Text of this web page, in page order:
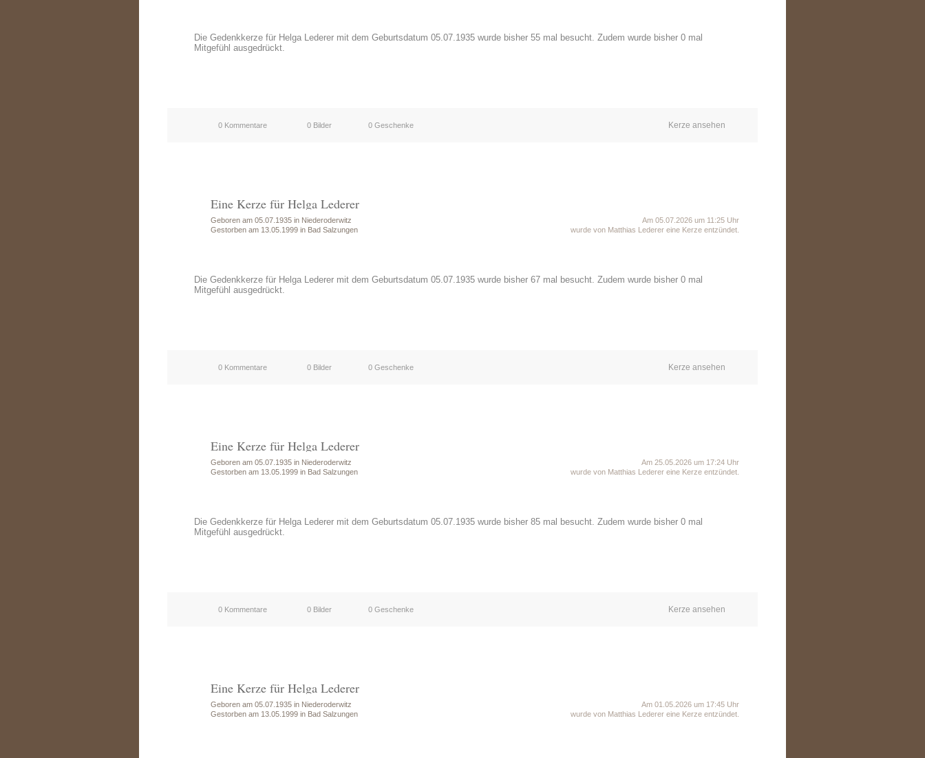
Die Gedenkkerze für Helga Lederer mit dem Geburtsdatum 05.07.1935 wurde bisher 55 mal besucht. Zudem wurde bisher 0 mal
Mitgefühl ausgedrückt.
0 Kommentare 0 Bilder 0 Geschenke Kerze ansehen
Eine Kerze für Helga Lederer
Geboren am 05.07.1935 in Niederoderwitz
Gestorben am 13.05.1999 in Bad Salzungen
Am 05.07.2026 um 11:25 Uhr
wurde von Matthias Lederer eine Kerze entzündet.
Die Gedenkkerze für Helga Lederer mit dem Geburtsdatum 05.07.1935 wurde bisher 67 mal besucht. Zudem wurde bisher 0 mal
Mitgefühl ausgedrückt.
0 Kommentare 0 Bilder 0 Geschenke Kerze ansehen
Eine Kerze für Helga Lederer
Geboren am 05.07.1935 in Niederoderwitz
Gestorben am 13.05.1999 in Bad Salzungen
Am 25.05.2026 um 17:24 Uhr
wurde von Matthias Lederer eine Kerze entzündet.
Die Gedenkkerze für Helga Lederer mit dem Geburtsdatum 05.07.1935 wurde bisher 85 mal besucht. Zudem wurde bisher 0 mal
Mitgefühl ausgedrückt.
0 Kommentare 0 Bilder 0 Geschenke Kerze ansehen
Eine Kerze für Helga Lederer
Geboren am 05.07.1935 in Niederoderwitz
Gestorben am 13.05.1999 in Bad Salzungen
Am 01.05.2026 um 17:45 Uhr
wurde von Matthias Lederer eine Kerze entzündet.